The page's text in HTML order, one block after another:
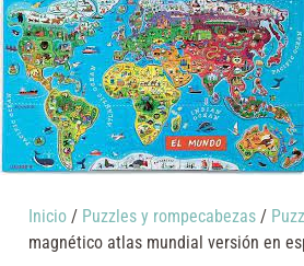
Inicio / Puzzles y rompecabezas /
magnético atlas mundial versión en